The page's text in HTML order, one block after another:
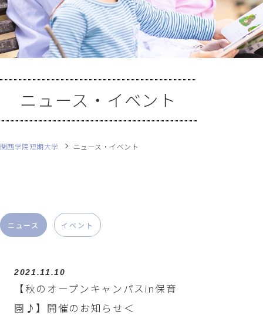
ニュース・イベント
関西学院短期大学 ニュース・イベント
ニュース イベント
2021.11.10
【秋のオープンキャンパスin保育
園♪】開催のお知らせ＜